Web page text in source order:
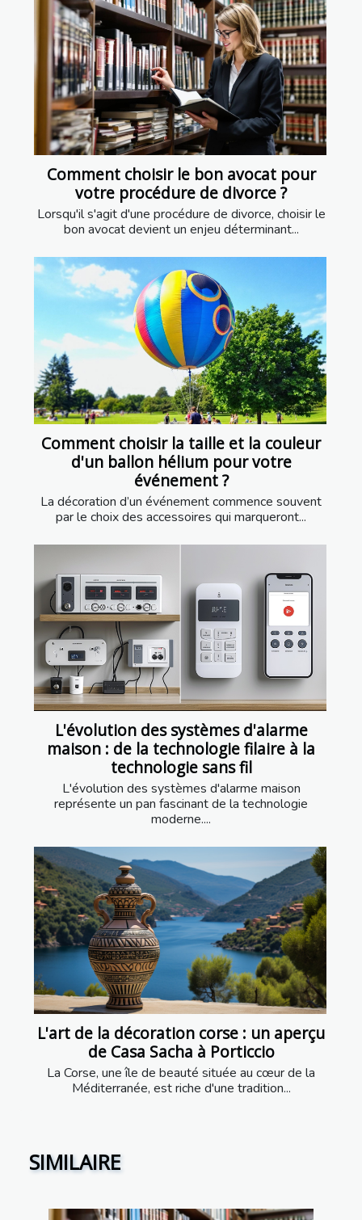
Comment choisir le bon avocat pour
votre procédure de divorce ?
Lorsqu'il s'agit d'une procédure de divorce, choisir le
bon avocat devient un enjeu déterminant...
Comment choisir la taille et la couleur
d'un ballon hélium pour votre
événement ?
La décoration d’un événement commence souvent
par le choix des accessoires qui marqueront...
L'évolution des systèmes d'alarme
maison : de la technologie filaire à la
technologie sans fil
L'évolution des systèmes d'alarme maison
représente un pan fascinant de la technologie
moderne....
L'art de la décoration corse : un aperçu
de Casa Sacha à Porticcio
La Corse, une île de beauté située au cœur de la
Méditerranée, est riche d'une tradition...
SIMILAIRE